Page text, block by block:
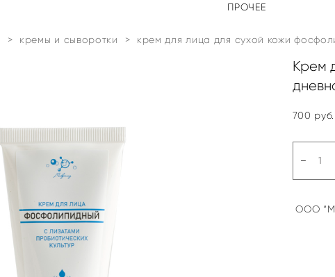
ПРОЧЕЕ
> кремы и сыворотки > крем для лица для сухой кожи
Крем
700 pуб.
ООО